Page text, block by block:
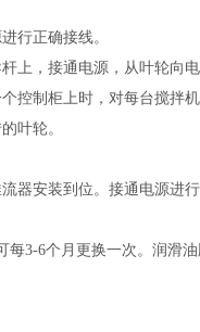
行正确接线。
上，接通电源，从叶轮向
控制柜上时，对每台搅拌
叶轮。
器安装到位。接通电源进
每3-6个月更换一次。润滑